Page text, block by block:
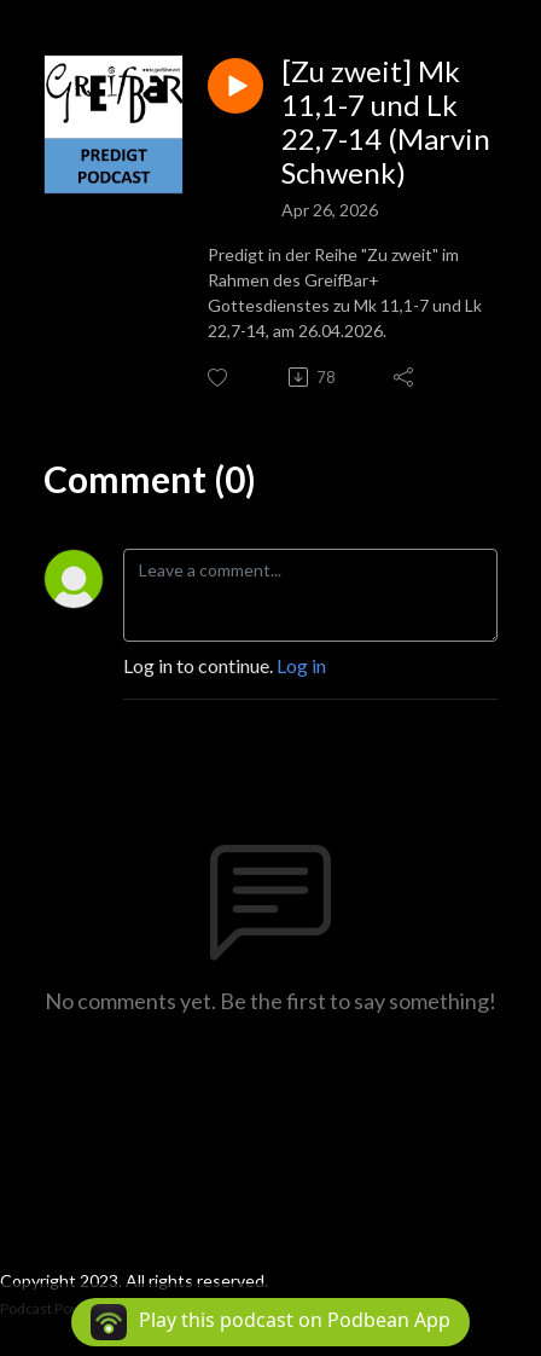
[Zu zweit] Mk
11,1-7 und Lk
22,7-14 (Marvin
Schwenk)
Apr 26, 2026
Predigt in der Reihe "Zu zweit" im
Rahmen des GreifBar+
Gottesdienstes zu Mk 11,1-7 und Lk
22,7-14, am 26.04.2026.
78
Comment (0)
Log in to continue. Log in
No comments yet. Be the first to say something!
Copyright 2023. All rights reserved.
Podcast Powered By Podbean
Play this podcast on Podbean App